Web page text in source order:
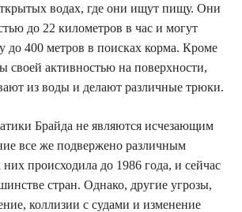
водах, где они ищут пищу. Они
до 22 километров в час и могут
до 400 метров в поисках корма. Кроме
своей активностью на поверхности,
из воды и делают различные трюки.
Брайда не являются исчезающим
все же подвержено различным
происходила до 1986 года, и сейчас
стран. Однако, другие угрозы,
коллизии с судами и изменение